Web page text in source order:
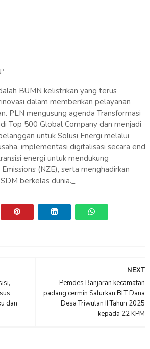
BUMN kelistrikan yang terus
dalam memberikan pelayanan
PLN mengusung agenda Transformasi
Top 500 Global Company dan menjadi
untuk Solusi Energi melalui
implementasi digitalisasi secara end
energi untuk mendukung
(NZE), serta menghadirkan
berkelas dunia._
NEXT
Pemdes Banjaran kecamatan
padang cermin Salurkan BLT Dana
Desa Triwulan II Tahun 2025
kepada 22 KPM
dan